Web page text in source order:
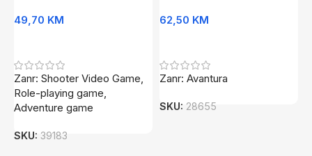
49,70 KM
Zanr: Shooter Video Game,
Role-playing game,
Adventure game
SKU: 39183
62,50 KM
Zanr: Avantura
SKU: 28655